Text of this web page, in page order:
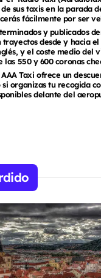
sus taxis en la parada
fácilmente por ser
y publicados
desde y hacia
y el coste medio del
las 550 y 600 coronas
Taxi ofrece un
organizas tu recogida
delante del